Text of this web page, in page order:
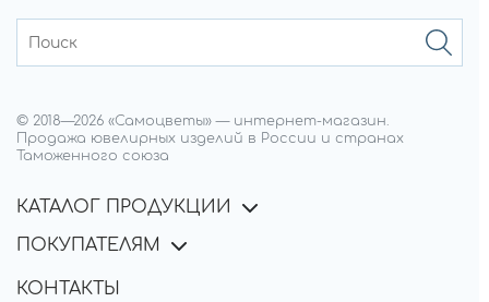
© 2018—2026 «Самоцветы» — интернет-магазин.
Продажа ювелирных изделий в России и странах
Таможенного союза
КАТАЛОГ ПРОДУКЦИИ
ПОКУПАТЕЛЯМ
КОНТАКТЫ